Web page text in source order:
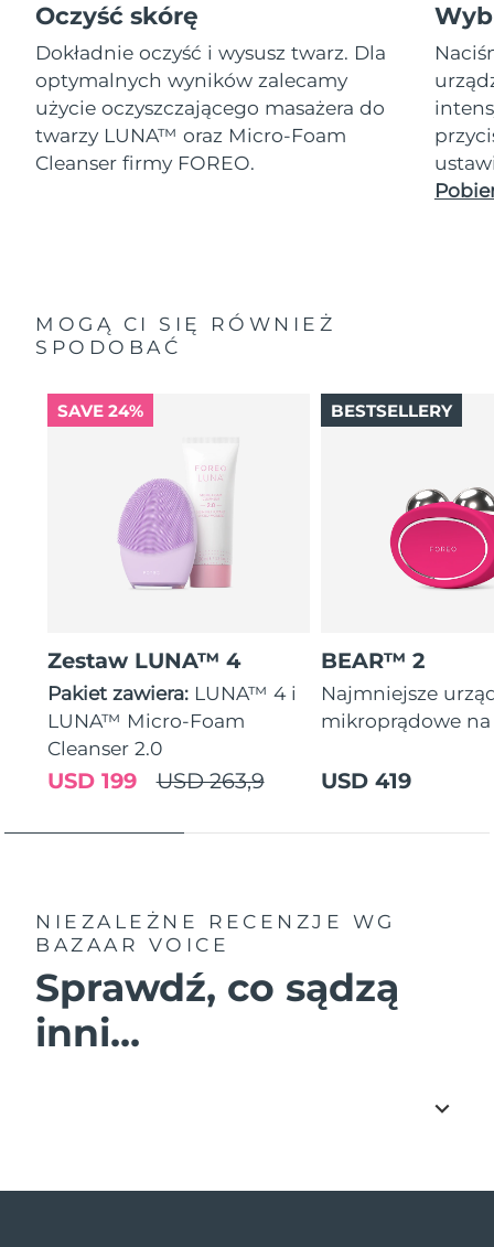
Oczyść skórę
Dokładnie oczyść i wysusz twarz. Dla
optymalnych wyników zalecamy
użycie oczyszczającego masażera do
twarzy LUNA™ oraz Micro-Foam
Cleanser firmy FOREO.
MOGĄ CI SIĘ RÓWNIEŻ
SPODOBAĆ
SAVE 24%
Zestaw LUNA™ 4
Pakiet zawiera: LUNA™ 4 i
LUNA™ Micro-Foam
Cleanser 2.0
USD 263,9
USD 199
BEAR™ 2
Najmniejsze
mikroprądowe
USD 419
BESTSELLERY
NIEZALEŻNE RECENZJE
WG
BAZAAR VOICE
Sprawdź, co sądzą
inni...